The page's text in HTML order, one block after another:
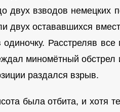
двух взводов немецких
двух остававшихся
Расстреляв
миномётный обстрел
раздался взрыв.
была отбита, и хотя